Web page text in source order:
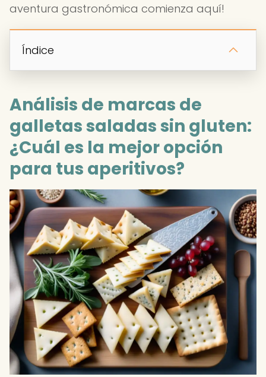
aventura gastronómica comienza aquí!
Índice
Análisis de marcas de
galletas saladas sin gluten:
¿Cuál es la mejor opción
para tus aperitivos?